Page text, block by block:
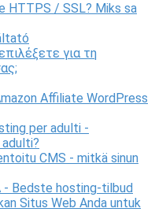
HTTPS / SSL? Miks sa
για τη
Affiliate WordPress
per adulti -
CMS - mitkä sinun
- Bedste hosting-tilbud
Situs Web Anda untuk